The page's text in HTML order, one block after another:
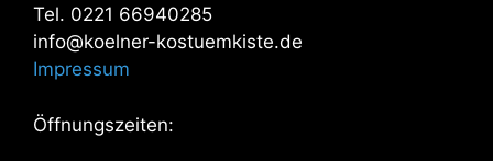
Tel. 0221 66940285
info@koelner-kostuemkiste.de
Impressum
Öffnungszeiten: